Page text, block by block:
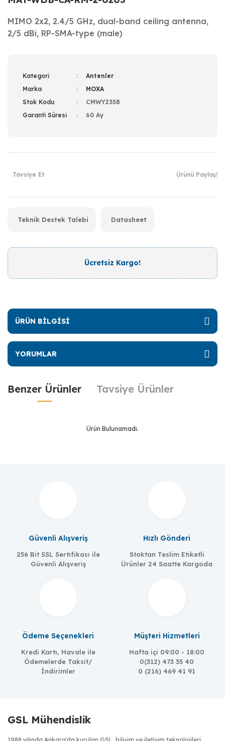
MIMO 2x2, 2.4/5 GHz, dual-band ceiling antenna,
2/5 dBi, RP-SMA-type (male)
Kategori
Antenler
Marka
MOXA
Stok Kodu
CMWY2358
Garanti Süresi
60 Ay
Tavsiye Et Ürünü Paylaş!
Teknik Destek Talebi Datasheet
Ücretsiz Kargo!
ÜRÜN BİLGİSİ
YORUMLAR
Benzer Ürünler Tavsiye Ürünler
Ürün Bulunamadı.
Güvenli Alışveriş
256 Bit SSL Sertifikası ile
Güvenli Alışveriş
Hızlı Gönderi
Stoktan Teslim Etiketli
Ürünler 24 Saatte Kargoda
Ödeme Seçenekleri
Kredi Kartı, Havale ile
Ödemelerde Taksit/
İndirimler
Müşteri Hizmetleri
Hafta içi 09:00 - 18:00
0(312) 473 35 40
0 (216) 469 41 91
GSL Mühendislik